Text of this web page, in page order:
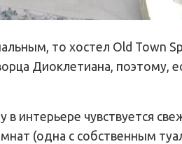
то хостел Old Town
Диоклетиана, поэтому,
интерьере чувствуется
(одна с собственным